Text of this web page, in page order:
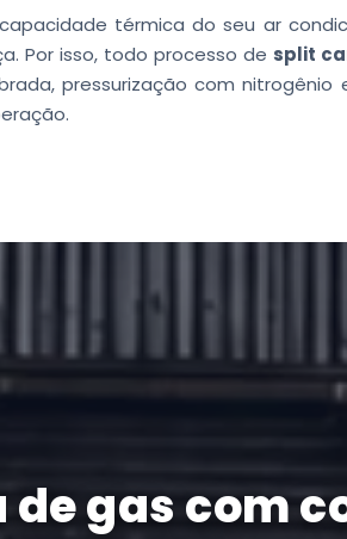
térmica do seu ar
Por isso, todo processo de split
pressurização com nitrogênio
gas com